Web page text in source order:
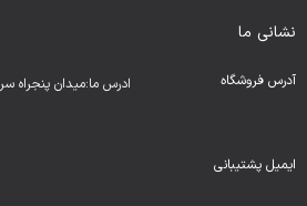
نشانی ما
آدرس فروشگاه
ایمیل پشتیبانی